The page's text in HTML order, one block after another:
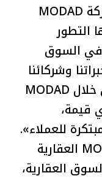
وأوضح أن المجموعة أنشأت شركة MODAD
باعتبارها التطور
في السوق
وشركائنا
على مدار السنوات السابقة من خلال MODAD
قيمة،
للعملاء».
وقال: «نهدف في شركة MODAD العقارية
العقارية،